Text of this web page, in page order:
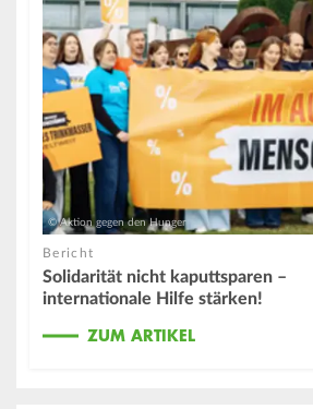
© Aktion gegen den Hunger
Bericht
Solidarität nicht kaputtsparen –
internationale Hilfe stärken!
ZUM ARTIKEL